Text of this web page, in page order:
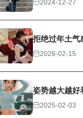
2024-12-27
拒绝过年土气
2026-02-15
姿势越大越好
2025-02-03